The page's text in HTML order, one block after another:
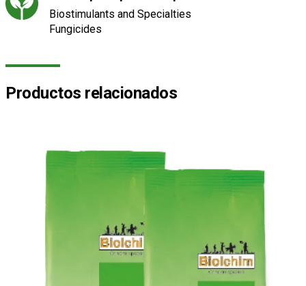
Biostimulants and Specialties
Fungicides
Productos relacionados